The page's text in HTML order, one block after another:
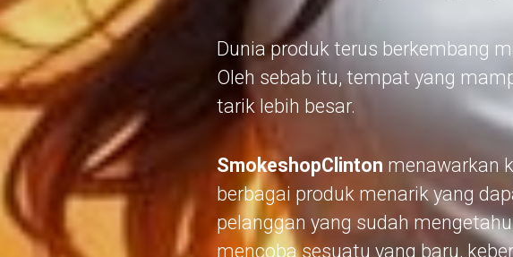
Dunia produk terus berkembang
Oleh sebab itu, tempat yang
tarik lebih besar.
SmokeshopClinton menawarkan
berbagai produk menarik yang
pelanggan yang sudah
mencoba sesuatu yang baru,